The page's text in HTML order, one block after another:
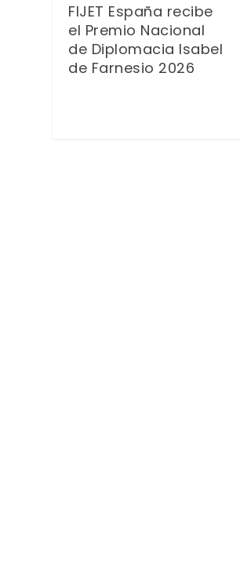
FIJET España recibe
el Premio Nacional
de Diplomacia Isabel
de Farnesio 2026